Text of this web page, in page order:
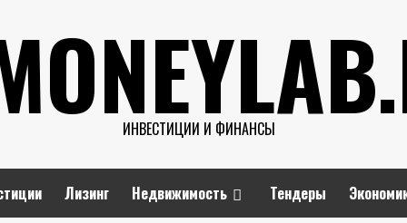
ИНВЕСТИЦИИ И ФИНАНСЫ
Лизинг Недвижимость Тендеры